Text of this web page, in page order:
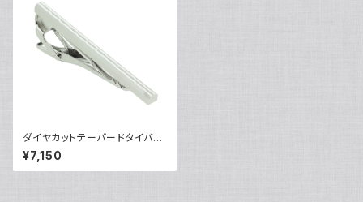
ダイヤカットテーパードタイバ
ー VQT-0435
¥7,150